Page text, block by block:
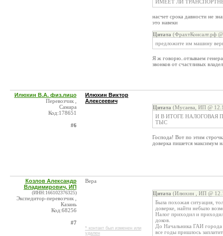
ИМЕЕТ ЛИ
насчет срока давности не
это навеки
Цитата (ФрахтКонсалт.рф
предложите им машину
Я ж говорю..отзываем
звонков от счастливых
Илюхин В.А. физ.лицо
Перевозчик ,
Самара
Код:178651
#6
Илюхин Виктор
Алексеевич
Цитата (Мусаева, ИП @
И В ИТОГЕ НАЛОГОВАЯ
ТЫС
Господа! Вот по этим
доверка пишется максимум
Козлов Александр
Владимирович, ИП
(ИНН:166102376325)
Экспедитор-перевозчик ,
Казань
Код:68256
#7
Вера
* контакт был изменен или
удален
Цитата (Илюхин , ИП @
Была похожая ситуация,
доверке, найти небыло
Налог приходил и
доков.
До Начальника ГАИ города
все годы пришлось